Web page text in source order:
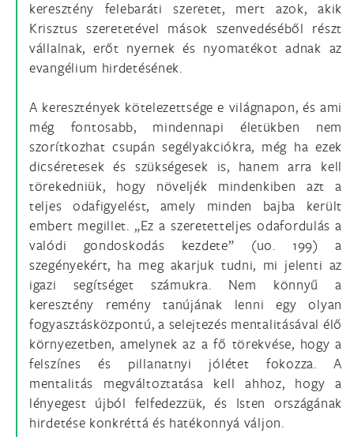
keresztény felebaráti szeretet, mert azok, akik
Krisztus szeretetével mások szenvedéséből részt
vállalnak, erőt nyernek és nyomatékot adnak az
evangélium hirdetésének.
A keresztények kötelezettsége e világnapon, és ami
még fontosabb, mindennapi életükben nem
szorítkozhat csupán segélyakciókra, még ha ezek
dicséretesek és szükségesek is, hanem arra kell
törekedniük, hogy növeljék mindenkiben azt a
teljes odafigyelést, amely minden bajba került
embert megillet. „Ez a szeretetteljes odafordulás a
valódi gondoskodás kezdete” (uo. 199) a
szegényekért, ha meg akarjuk tudni, mi jelenti az
igazi segítséget számukra. Nem könnyű a
keresztény remény tanújának lenni egy olyan
fogyasztásközpontú, a selejtezés mentalitásával élő
környezetben, amelynek az a fő törekvése, hogy a
felszínes és pillanatnyi jólétet fokozza. A
mentalitás megváltoztatása kell ahhoz, hogy a
lényegest újból felfedezzük, és Isten országának
hirdetése konkréttá és hatékonnyá váljon.